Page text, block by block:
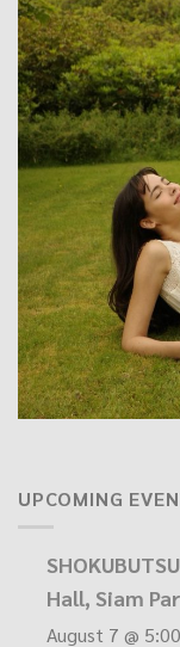
UPCOMING
Hall, Siam
August 7 @